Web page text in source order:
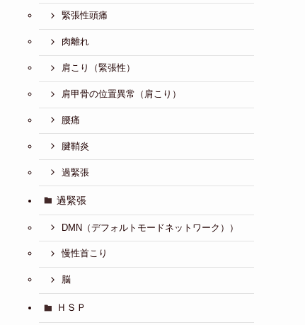
緊張性頭痛
肉離れ
肩こり（緊張性）
肩甲骨の位置異常（肩こり）
腰痛
腱鞘炎
過緊張
過緊張
DMN（デフォルトモードネットワーク））
慢性首こり
脳
ＨＳＰ